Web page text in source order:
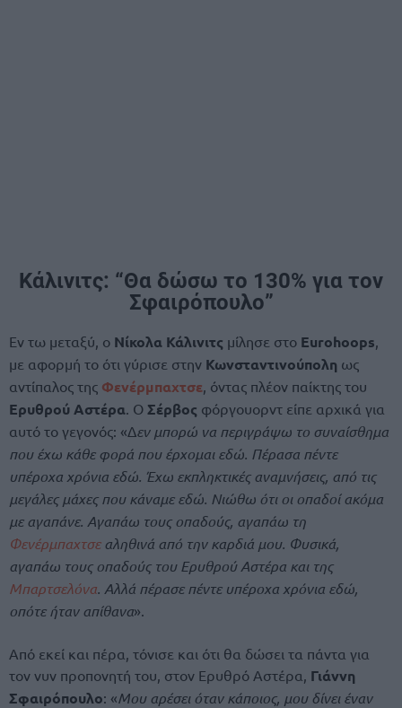
Κάλινιτς: “Θα δώσω το 130% για τον
Σφαιρόπουλο”
Εν τω μεταξύ, ο Νίκολα Κάλινιτς μίλησε στο Eurohoops,
με αφορμή το ότι γύρισε στην Κωνσταντινούπολη ως
αντίπαλος της Φενέρμπαχτσε, όντας πλέον παίκτης του
Ερυθρού Αστέρα. Ο Σέρβος φόργουορντ είπε αρχικά για
αυτό το γεγονός: «Δεν μπορώ να περιγράψω το συναίσθημα
που έχω κάθε φορά που έρχομαι εδώ. Πέρασα πέντε
υπέροχα χρόνια εδώ. Έχω εκπληκτικές αναμνήσεις, από τις
μεγάλες μάχες που κάναμε εδώ. Νιώθω ότι οι οπαδοί ακόμα
με αγαπάνε. Αγαπάω τους οπαδούς, αγαπάω τη
Φενέρμπαχτσεαληθινά από την καρδιά μου. Φυσικά,
αγαπάω τους οπαδούς του Ερυθρού Αστέρα και της
Μπαρτσελόνα. Αλλά πέρασε πέντε υπέροχα χρόνια εδώ,
οπότε ήταν απίθανα».
Από εκεί και πέρα, τόνισε και ότι θα δώσει τα πάντα για
τον νυν προπονητή του, στον Ερυθρό Αστέρα, Γιάννη
Σφαιρόπουλο: «Μου αρέσει όταν κάποιος, μου δίνει έναν